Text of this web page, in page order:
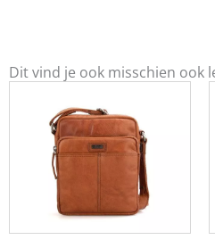
Dit vind je ook misschien ook